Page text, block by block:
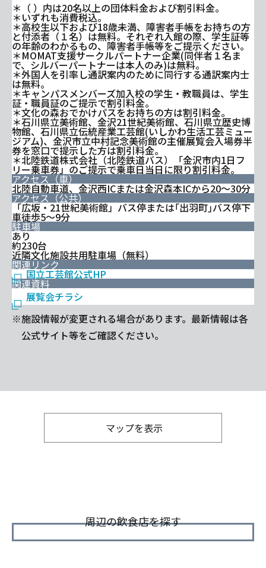
＊（ ）内は20名以上の団体料金および割引料金。
＊いずれも消費税込。
＊高校生以下および18歳未満、障害者手帳をお持ちの方
と付添者（１名）は無料。それぞれ入館の際、学生証等
の年齢のわかるもの、障害者手帳等をご提示ください。
＊MOMAT支援サークルパートナー企業(同伴者１名ま
で、シルバーパートナーは本人のみ)は無料。
＊外国人を引率し通訳案内のために同行する通訳案内士
は無料。
＊キャンパスメンバーズ加入校の学生・教職員は、学生
証・職員証のご提示で割引料金。
＊文化の森おでかけパスをお持ちの方は割引料金。
＊石川県立美術館、金沢21世紀美術館、石川県立歴史博
物館、石川県立伝統産業工芸館(いしかわ生活工芸ミュー
ジアム)、金沢市立中村記念美術館の主催展覧会入場券半
券を窓口で提示した方は割引料金。
＊北陸鉄道株式会社（北陸鉄道バス）「金沢市内1日フ
リー乗車券」のご提示で乗車日当日に限り割引料金。
アクセス（車）
北陸自動車道、金沢西ICまたは金沢森本ICから20～30分
アクセス（公共）
「広坂・21世紀美術館」バス停または｢出羽町｣バス停下
車徒歩5～9分
駐車場
あり
約230台
近隣文化施設共用駐車場（無料）
関連リンク
国立工芸館公式HP
関連資料
展覧会チラシ
※施設情報が変更される場合があります。最新情報は各
公式サイト等をご確認ください。
マップを表示
周辺の飲食店を探す